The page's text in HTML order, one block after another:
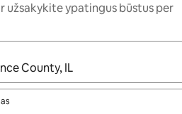
užsakykite ypatingus būstus per
paieškos rezultatai, juos naršyti